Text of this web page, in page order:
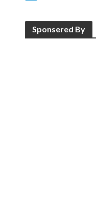
Sponsered By